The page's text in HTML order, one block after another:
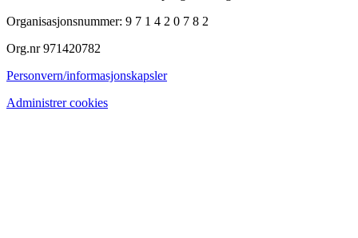
Organisasjonsnummer: 9 7 1 4 2 0 7 8 2
Org.nr 971420782
Personvern/informasjonskapsler
Administrer cookies